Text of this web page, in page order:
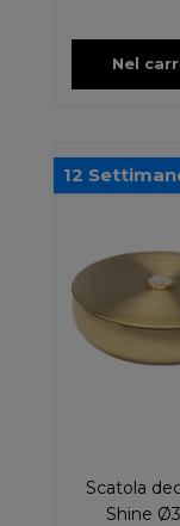
Nel
12
Scatola
Shine